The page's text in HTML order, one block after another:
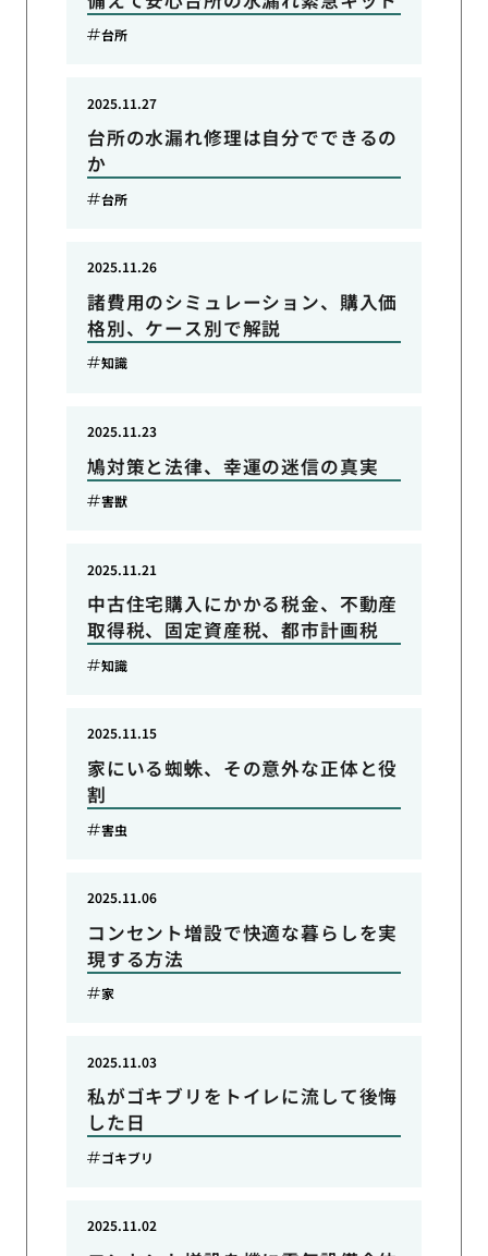
台所
台所の水漏れ修理は自分でできるの
か
2025.11.27
台所
諸費用のシミュレーション、購入価
格別、ケース別で解説
2025.11.26
知識
鳩対策と法律、幸運の迷信の真実
2025.11.23
害獣
中古住宅購入にかかる税金、不動産
取得税、固定資産税、都市計画税
2025.11.21
知識
家にいる蜘蛛、その意外な正体と役
割
2025.11.15
害虫
コンセント増設で快適な暮らしを実
現する方法
2025.11.06
家
私がゴキブリをトイレに流して後悔
した日
2025.11.03
ゴキブリ
2025.11.02